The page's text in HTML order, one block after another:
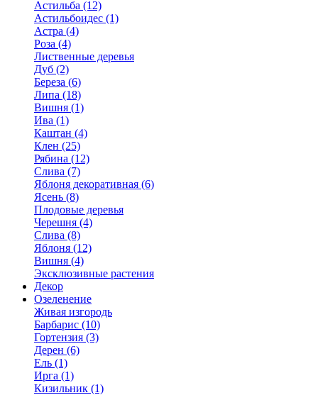
Астильба (12)
Астильбоидес (1)
Астра (4)
Роза (4)
Лиственные деревья
Дуб (2)
Береза (6)
Липа (18)
Вишня (1)
Ива (1)
Каштан (4)
Клен (25)
Рябина (12)
Слива (7)
Яблоня декоративная (6)
Ясень (8)
Плодовые деревья
Черешня (4)
Слива (8)
Яблоня (12)
Вишня (4)
Эксклюзивные растения
Декор
Озеленение
Живая изгородь
Барбарис (10)
Гортензия (3)
Дерен (6)
Ель (1)
Ирга (1)
Кизильник (1)